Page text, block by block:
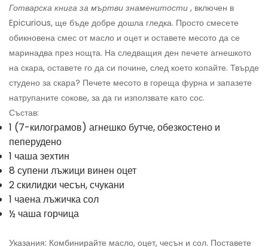
Готварска книга за мъртви знаменитости , включен в
Epicurious, ще бъде добре дошла гледка. Просто смесете
обикновена смес от масло и оцет и оставете месото да се
маринадва през нощта. На следващия ден печете агнешкото
на скара, оставете го да си почине, след което копайте. Твърде
студено за скара? Печете месото в гореща фурна и запазете
натрупаните сокове, за да ги използвате като сос.
Състав:
1 (7-килограмов) агнешко бутче, обезкостено и
пеперудено
1 чаша зехтин
8 супени лъжици винен оцет
2 скилидки чесън, счукани
1 чаена лъжичка сол
½ чаша горчица
Указания: Комбинирайте масло, оцет, чесън и сол. Поставете